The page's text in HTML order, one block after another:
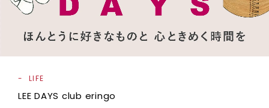
LIFE
LEE DAYS club eringo